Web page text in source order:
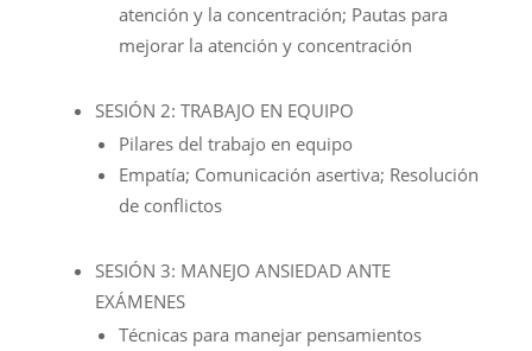
atención y la concentración; Pautas para
mejorar la atención y concentración
SESIÓN 2: TRABAJO EN EQUIPO
Pilares del trabajo en equipo
Empatía; Comunicación asertiva; Resolución
de conflictos
SESIÓN 3: MANEJO ANSIEDAD ANTE
EXÁMENES
Técnicas para manejar pensamientos